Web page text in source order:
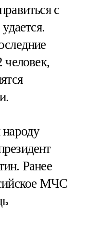
с
человек,
народу
Ранее
МЧС